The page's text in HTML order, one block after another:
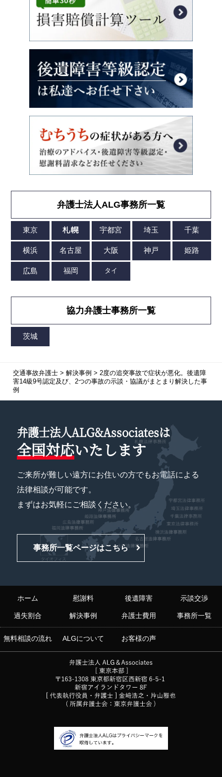
弁護士法人ALG事務所一覧
協力弁護士事務所一覧
交通事故弁護士> 解決事例 > 2度の追突事故で症状が悪化。後遺障
害14級9号認定及び、2つの事故の示談・協議がまとまり解決した事
例
弁護士法人ALG&Associatesは
全国対応いたします
ご来所が難しい遠方にお住いの方でもお電話による
法律相談が可能です。
まずはお気軽にご相談ください。
事務所一覧ページはこちら
ホーム 慰謝料 後遺障害 示談交渉
過失割合 解決事例 弁護士費用 事務所一覧
無料相談の流れ ALGについて お客様の声